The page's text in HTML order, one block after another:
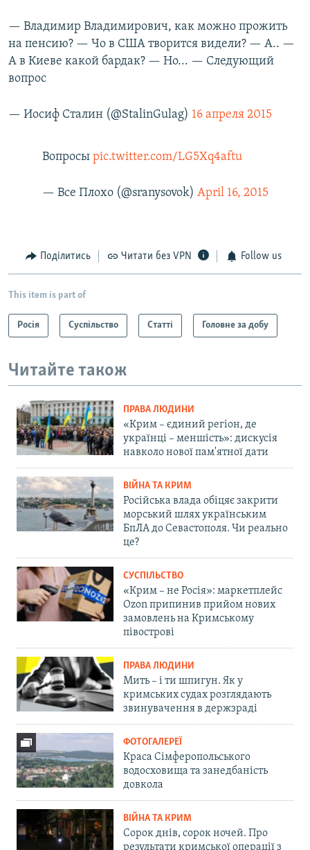
— Владимир Владимирович, как можно прожить
на пенсию? — Чо в США творится видели? — А.. —
А в Киеве какой бардак? — Но... — Следующий
вопрос
— Иосиф Сталин (@StalinGulag) 16 апреля 2015
Вопросы pic.twitter.com/LG5Xq4aftu
— Все Плохо (@sranysovok) April 16, 2015
Поділитись Читати без VPN Follow us
This item is part of
Росія Суспільство Статті Головне за добу
Читайте також
ПРАВА ЛЮДИНИ
«Крим – єдиний регіон, де
українці – меншість»: дискусія
навколо нової пам'ятної дати
ВІЙНА ТА КРИМ
Російська влада обіцяє закрити
морський шлях українським
БпЛА до Севастополя. Чи реально
це?
СУСПІЛЬСТВО
«Крим – не Росія»: маркетплейс
Ozon припинив прийом нових
замовлень на Кримському
півострові
ПРАВА ЛЮДИНИ
Мить – і ти шпигун. Як у
кримських судах розглядають
звинувачення в держзраді
ФОТОГАЛЕРЕЇ
Краса Сімферопольського
водосховища та занедбаність
довкола
ВІЙНА ТА КРИМ
Сорок днів, сорок ночей. Про
результати кримської операції з